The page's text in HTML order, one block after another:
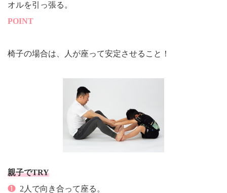
オルを引っ張る。
POINT
椅子の場合は、人が座って安定させること！
親子でTRY
❶ 2人で向き合って座る。